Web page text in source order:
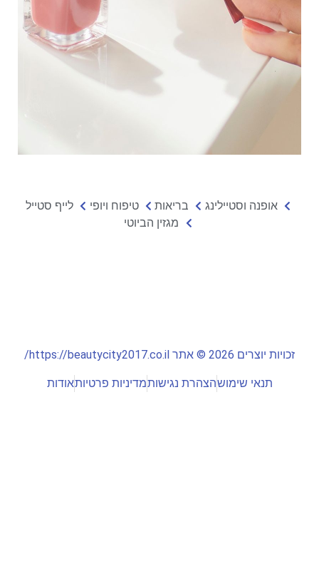
אופנה וסטיילינג בריאות טיפוח ויופי
לייף סטייל
מגזין הביוטי
זכויות יוצרים 2026 © אתר https://beautycity2017.co.il/
תנאי שימושהצהרת נגישותמדיניות פרטיותאודות